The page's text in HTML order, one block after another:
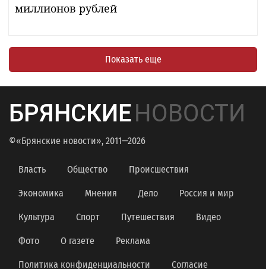
миллионов рублей
Показать еще
БРЯНСКИЕНОВОСТИ
©«Брянские новости», 2011—2026
Власть Общество Происшествия
Экономика Мнения Дело Россия и мир
Культура Спорт Путешествия Видео
Фото О газете Реклама
Политика конфиденциальности Согласие